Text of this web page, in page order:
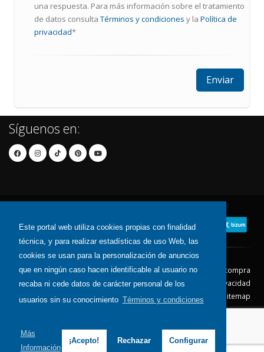
Este portal web utiliza cookies propias con finalidad
técnica, y para realizar estadísticas de uso Web, las
cookies se usan para la personalización de anuncios
que en ningún caso hacen identificable al usuario no
recaba ni cede datos de carácter personal de los
usuarios sin su conocimiento Términos y condiciones
Más
Información
¡Acepto! Rechazar Configurar
una respuesta. Para más información sobre el tratamiento
de datos consulta Términos y condiciones y la Política de
privacidad*
Síguenos en:
Contacto Aviso Legal
Condiciones de compra
Política de envíos
Política de devolución
Política de Privacidad
Política de Cookies
Sitemap